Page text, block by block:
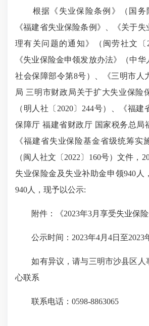
根据《失业保险条例》（国务
《福建省失业保险条例》、《关于
理有关问题的通知》（闽劳社文〔
《失业保险金申领发放办法》（中
社会保障部令第8号）、《三明市人
局 三明市财政局关于扩大失业保险
（明人社〔2020〕244号）、《福
保障厅 福建省财政厅 国家税务总局
《福建省失业保险基金省级统筹实
（闽人社文〔2022〕160号）文件，
失业保险金及失业补助金申领940人
940人，现予以公示:
附件：《2023年3月享受失业保险
公示时间：2023年4月4日至2023
如有异议，请与三明市沙县区人
心联系
联系电话：0598-8863065